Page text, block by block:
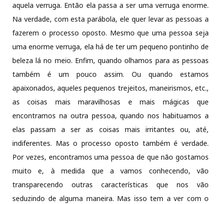
aquela verruga. Então ela passa a ser uma verruga enorme.
Na verdade, com esta parábola, ele quer levar as pessoas a
fazerem o processo oposto. Mesmo que uma pessoa seja
uma enorme verruga, ela há de ter um pequeno pontinho de
beleza lá no meio. Enfim, quando olhamos para as pessoas
também é um pouco assim. Ou quando estamos
apaixonados, aqueles pequenos trejeitos, maneirismos, etc.,
as coisas mais maravilhosas e mais mágicas que
encontramos na outra pessoa, quando nos habituamos a
elas passam a ser as coisas mais irritantes ou, até,
indiferentes. Mas o processo oposto também é verdade.
Por vezes, encontramos uma pessoa de que não gostamos
muito e, à medida que a vamos conhecendo, vão
transparecendo outras características que nos vão
seduzindo de alguma maneira. Mas isso tem a ver com o